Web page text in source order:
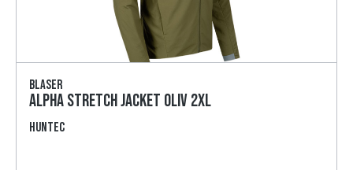
Blaser
Alpha Stretch Jacket oliv 2XL
HunTec